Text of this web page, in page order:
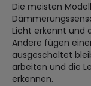
Die meisten
Licht erkennt und
Andere fügen
ausgeschaltet
arbeiten und die
erkennen.